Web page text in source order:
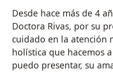
Desde hace más de 4
Doctora Rivas, por su
cuidado en la atención
holística que hacemos
puedo presentar, su